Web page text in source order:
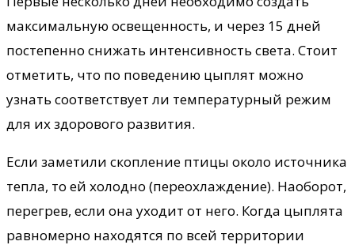
максимальную освещенность, и через 15 дней
постепенно снижать интенсивность света. Стоит
отметить, что по поведению цыплят можно
узнать соответствует ли температурный режим
для их здорового развития.
Если заметили скопление птицы около источника
тепла, то ей холодно (переохлаждение). Наоборот,
перегрев, если она уходит от него. Когда цыплята
равномерно находятся по всей территории